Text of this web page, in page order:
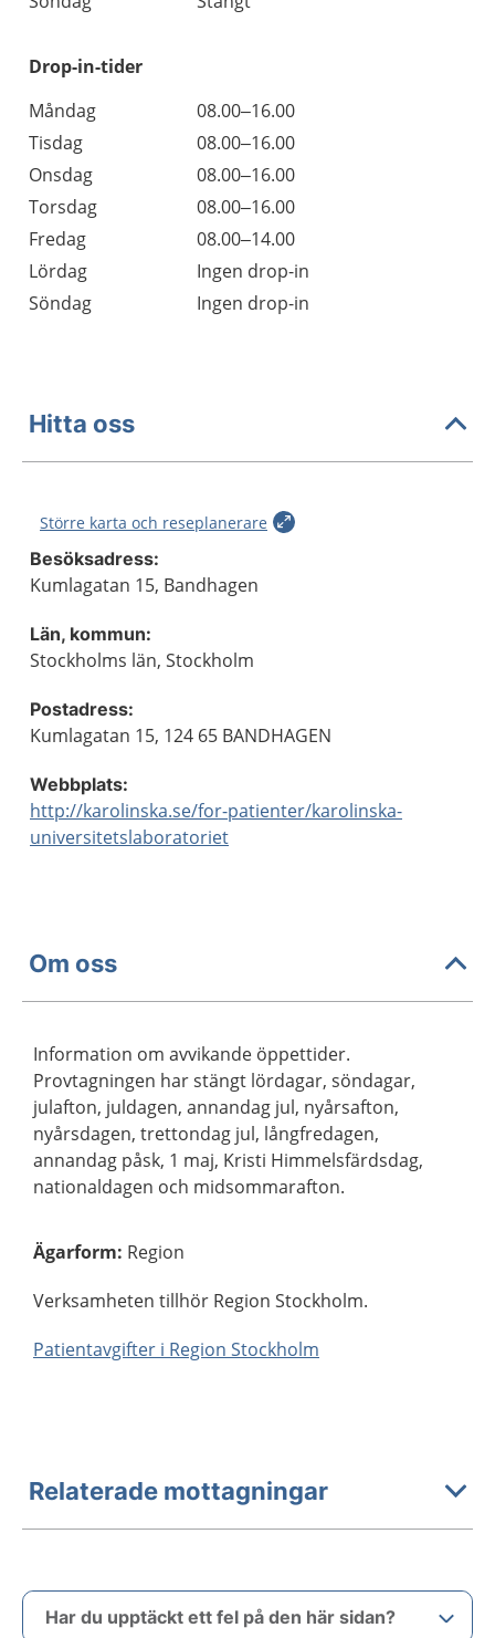
Drop-in-tider
Måndag
08.00–16.00
Tisdag
08.00–16.00
Onsdag
08.00–16.00
Torsdag
08.00–16.00
Fredag
08.00–14.00
Lördag
Ingen drop-in
Söndag
Ingen drop-in
Hitta oss
Större karta och reseplanerare
Besöksadress:
Kumlagatan 15, Bandhagen
Län, kommun:
Stockholms län, Stockholm
Postadress:
Kumlagatan 15, 124 65 BANDHAGEN
Webbplats:
http://karolinska.se/for-patienter/karolinska-
universitetslaboratoriet
Om oss
Information om avvikande öppettider.
Provtagningen har stängt lördagar, söndagar,
julafton, juldagen, annandag jul, nyårsafton,
nyårsdagen, trettondag jul, långfredagen,
annandag påsk, 1 maj, Kristi Himmelsfärdsdag,
nationaldagen och midsommarafton.
Ägarform: Region
Verksamheten tillhör Region Stockholm.
Patientavgifter i Region Stockholm
Relaterade mottagningar
Har du upptäckt ett fel på den här sidan?